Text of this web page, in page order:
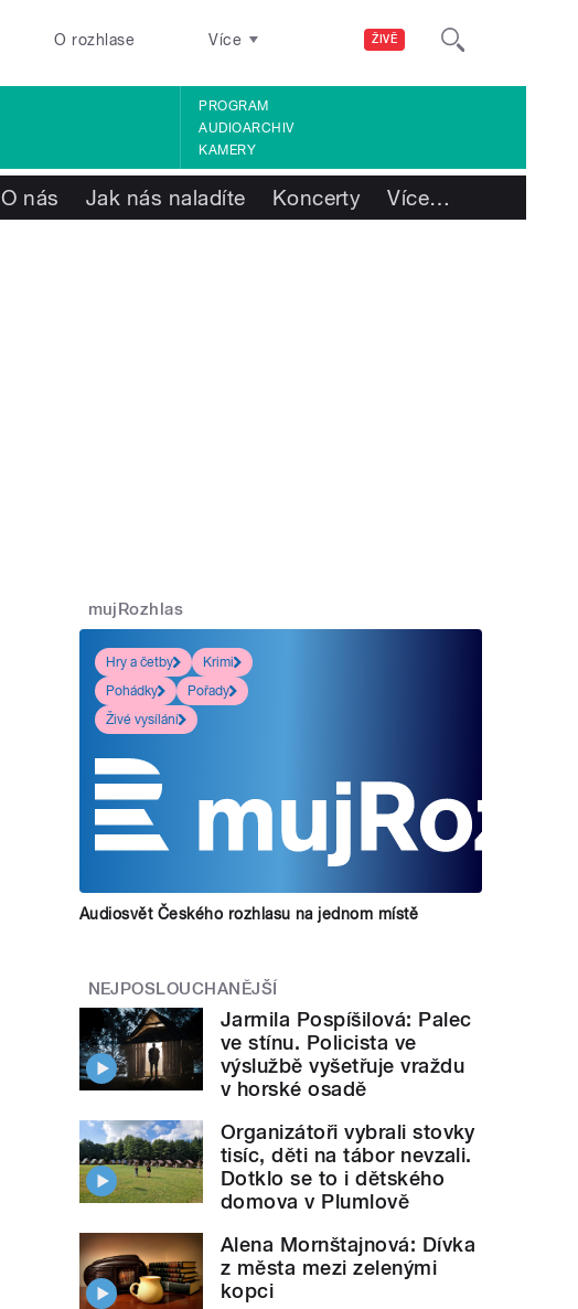
ŽIVĚ
O rozhlase Více
PROGRAM
AUDIOARCHIV
KAMERY
O nás Jak nás naladíte Koncerty Více…
mujRozhlas
Hry a četby
Krimi
Pohádky
Pořady
Živé vysílání
Audiosvět Českého rozhlasu na jednom místě
NEJPOSLOUCHANĚJŠÍ
Jarmila Pospíšilová: Palec
ve stínu. Policista ve
výslužbě vyšetřuje vraždu
v horské osadě
Organizátoři vybrali stovky
tisíc, děti na tábor nevzali.
Dotklo se to i dětského
domova v Plumlově
Alena Mornštajnová: Dívka
z města mezi zelenými
kopci